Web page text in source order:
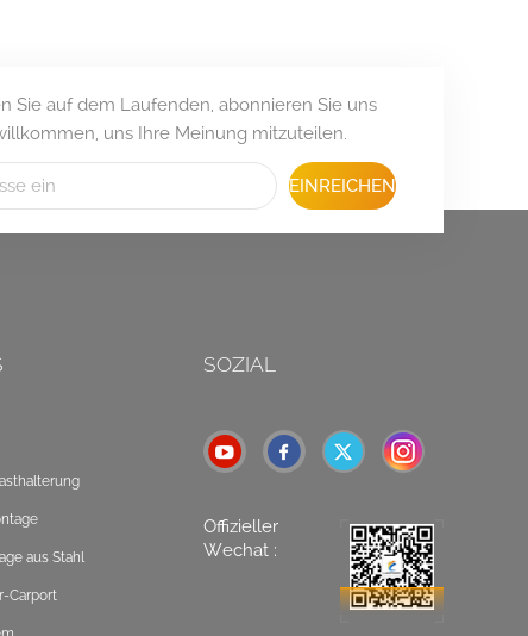
Sie auf dem Laufenden, abonnieren Sie uns
uns Ihre Meinung mitzuteilen.
EINREICHEN
aus Stahl
Carport
SOZIAL
Offizieller
Wechat :